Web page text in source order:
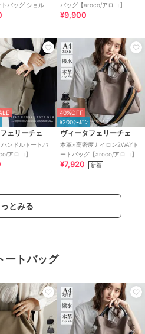
バッグ ショルダ
バッグ【aroco/アロコ】
¥9,900
ェリーチェ
ンドルトートバ
アロコ】
40%OFF
¥200ｸｰﾎﾟﾝ
ヴィータフェリーチェ
本革×高密度ナイロン2WAYト
ートバッグ【aroco/アロコ】
¥7,920 新着
とみる
ートバッグ